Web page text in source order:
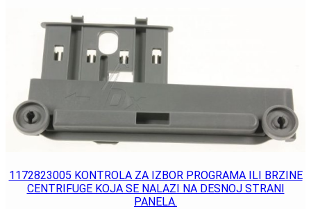
1172823005 KONTROLA ZA IZBOR PROGRAMA ILI BRZINE
CENTRIFUGE KOJA SE NALAZI NA DESNOJ STRANI
PANELA.